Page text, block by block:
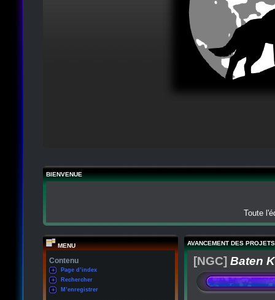
BIENVENUE
Toute
MENU
Contenu
Page d’index
Rechercher
M’enregistrer
AVANCEMENT DES PROJETS
[NGC] Baten